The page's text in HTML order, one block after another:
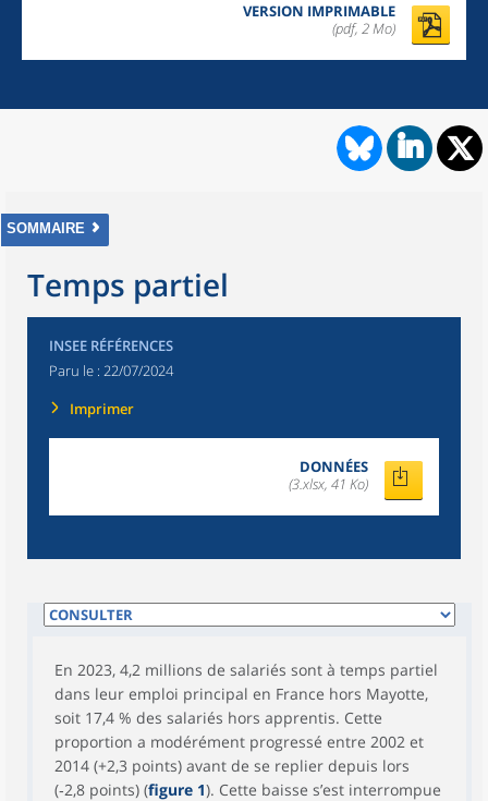
VERSION IMPRIMABLE
(pdf, 2 Mo)
SOMMAIRE
Temps partiel
INSEE RÉFÉRENCES
Paru le : 22/07/2024
Imprimer
DONNÉES
(3.xlsx, 41 Ko)
En 2023, 4,2 millions de salariés sont à temps partiel
dans leur emploi principal en France hors Mayotte,
soit 17,4 % des salariés hors apprentis. Cette
proportion a modérément progressé entre 2002 et
2014 (+2,3 points) avant de se replier depuis lors
(‑2,8 points) (figure 1). Cette baisse s’est interrompue